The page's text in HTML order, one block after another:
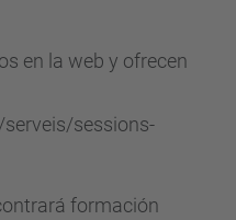
en la web y ofrecen
sessions-
formación